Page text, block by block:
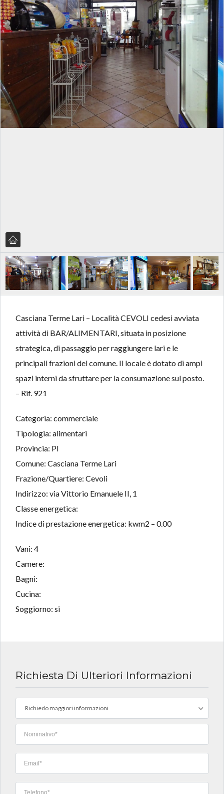
Casciana Terme Lari – Località CEVOLI cedesi avviata
attività di BAR/ALIMENTARI, situata in posizione
strategica, di passaggio per raggiungere lari e le
principali frazioni del comune. Il locale è dotato di ampi
spazi interni da sfruttare per la consumazione sul posto.
– Rif. 921
Categoria: commerciale
Tipologia: alimentari
Provincia: PI
Comune: Casciana Terme Lari
Frazione/Quartiere: Cevoli
Indirizzo: via Vittorio Emanuele II, 1
Classe energetica:
Indice di prestazione energetica: kwm2 – 0.00
Vani: 4
Camere:
Bagni:
Cucina:
Soggiorno: si
Richiesta Di Ulteriori Informazioni
Richiedo maggiori informazioni